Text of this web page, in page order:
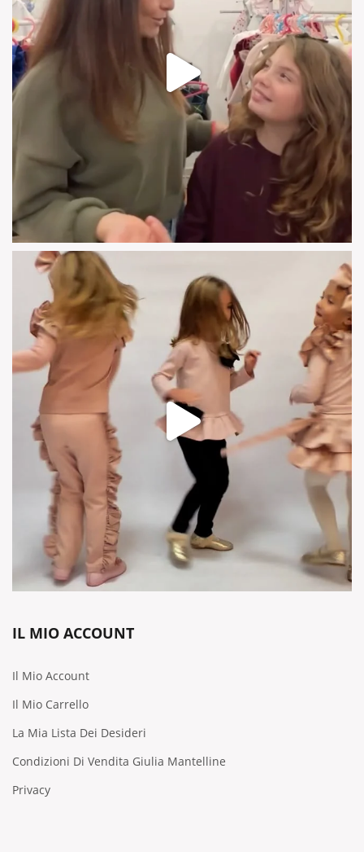
IL MIO ACCOUNT
Il Mio Account
Il Mio Carrello
La Mia Lista Dei Desideri
Condizioni Di Vendita Giulia Mantelline
Privacy